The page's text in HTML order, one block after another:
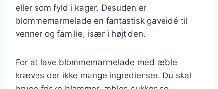
eller som fyld i kager. Desuden er
blommemarmelade en fantastisk gaveidé til
venner og familie, især i højtiden.
For at lave blommemarmelade med æble
kræves der ikke mange ingredienser. Du skal